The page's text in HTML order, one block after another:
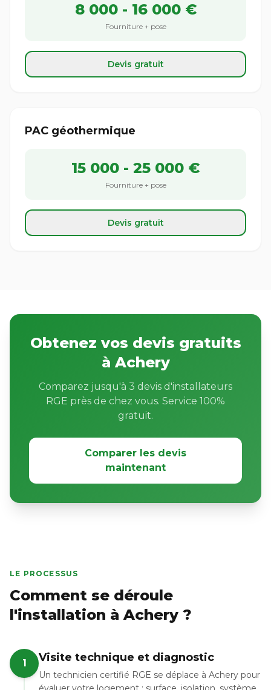
8 000 - 16 000 €
Fourniture + pose
Devis gratuit
PAC géothermique
15 000 - 25 000 €
Fourniture + pose
Devis gratuit
Obtenez vos devis gratuits
à Achery
Comparez jusqu'à 3 devis d'installateurs
RGE près de chez vous. Service 100%
gratuit.
Comparer les devis
maintenant
LE PROCESSUS
Comment se déroule
l'installation à Achery ?
1 Visite technique et diagnostic
Un technicien certifié RGE se déplace à Achery pour